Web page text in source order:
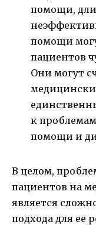
помощи,
помощи
пациентов
Они могут
к
помощи и
В целом,
пациентов на
является
подхода для ее